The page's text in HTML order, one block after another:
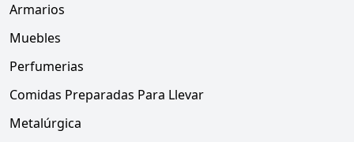
Armarios
Muebles
Perfumerias
Comidas Preparadas Para Llevar
Metalúrgica